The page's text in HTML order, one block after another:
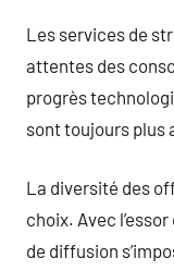
Les services de
attentes des
progrès
sont toujours plus
La diversité des
choix. Avec
de diffusion